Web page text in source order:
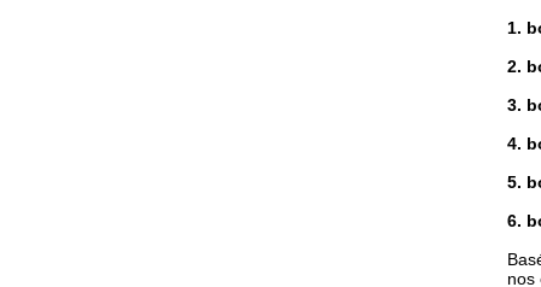
1.
2.
3.
4.
5.
6.
nos